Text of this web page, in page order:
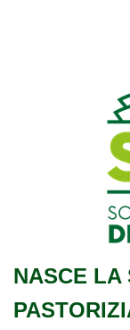
NASCE LA